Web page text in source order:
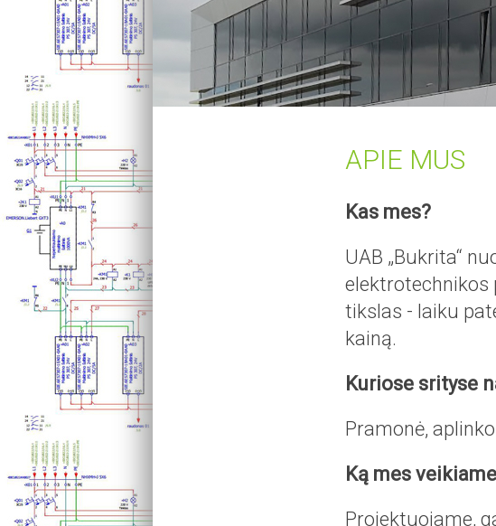
APIE MUS
Kas mes?
UAB „Bukrita“
elektrotechnikos
tikslas - laiku
kainą.
Kuriose srityse
Pramonė,
Ką mes
Projektuojame,